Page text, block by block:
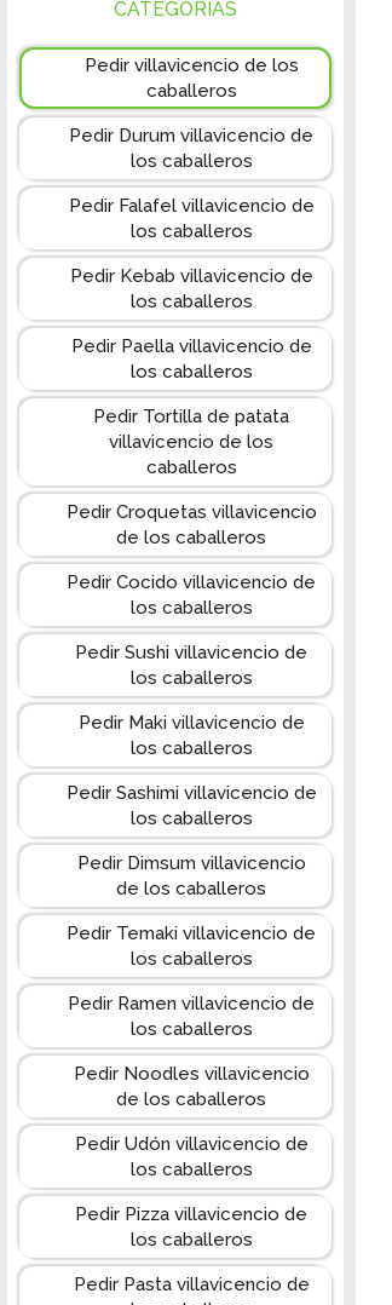
CATEGORIAS
Pedir villavicencio de los
caballeros
Pedir Durum villavicencio de
los caballeros
Pedir Falafel villavicencio de
los caballeros
Pedir Kebab villavicencio de
los caballeros
Pedir Paella villavicencio de
los caballeros
Pedir Tortilla de patata
villavicencio de los
caballeros
Pedir Croquetas villavicencio
de los caballeros
Pedir Cocido villavicencio de
los caballeros
Pedir Sushi villavicencio de
los caballeros
Pedir Maki villavicencio de
los caballeros
Pedir Sashimi villavicencio de
los caballeros
Pedir Dimsum villavicencio
de los caballeros
Pedir Temaki villavicencio de
los caballeros
Pedir Ramen villavicencio de
los caballeros
Pedir Noodles villavicencio
de los caballeros
Pedir Udón villavicencio de
los caballeros
Pedir Pizza villavicencio de
los caballeros
Pedir Pasta villavicencio de